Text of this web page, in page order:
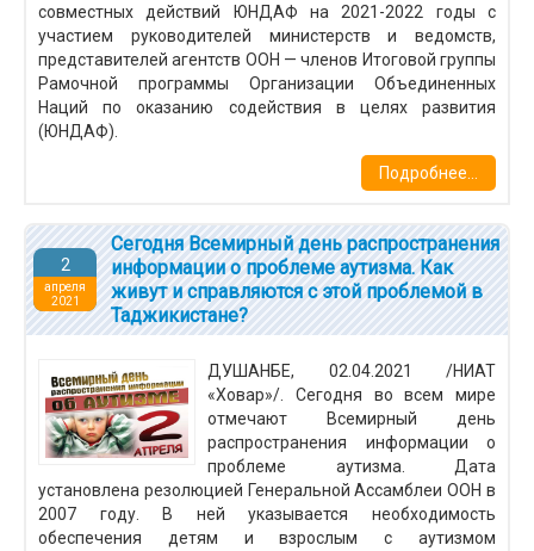
совместных действий ЮНДАФ на 2021-2022 годы с
участием руководителей министерств и ведомств,
представителей агентств ООН — членов Итоговой группы
Рамочной программы Организации Объединенных
Наций по оказанию содействия в целях развития
(ЮНДАФ).
Подробнее...
2
апреля
2021
Сегодня Всемирный день распространения
информации о проблеме аутизма. Как
живут и справляются с этой проблемой в
Таджикистане?
ДУШАНБЕ, 02.04.2021 /НИАТ
«Ховар»/. Сегодня во всем мире
отмечают Всемирный день
распространения информации о
проблеме аутизма. Дата
установлена резолюцией Генеральной Ассамблеи ООН в
2007 году. В ней указывается необходимость
обеспечения детям и взрослым с аутизмом